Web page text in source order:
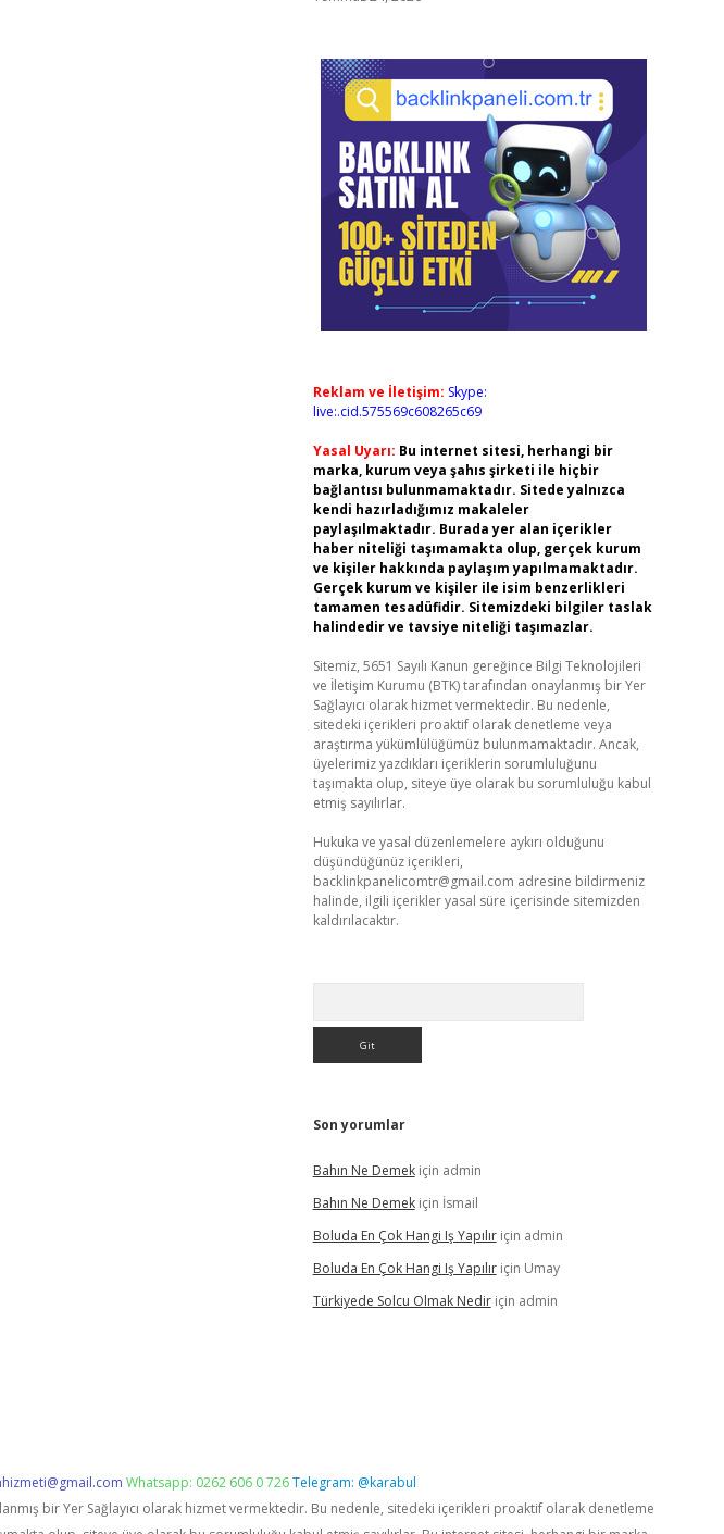
Reklam ve İletişim: Skype:
live:.cid.575569c608265c69
Yasal Uyarı: Bu internet sitesi, herhangi bir
marka, kurum veya şahıs şirketi ile hiçbir
bağlantısı bulunmamaktadır. Sitede yalnızca
kendi hazırladığımız makaleler
paylaşılmaktadır. Burada yer alan içerikler
haber niteliği taşımamakta olup, gerçek kurum
ve kişiler hakkında paylaşım yapılmamaktadır.
Gerçek kurum ve kişiler ile isim benzerlikleri
tamamen tesadüfidir. Sitemizdeki bilgiler taslak
halindedir ve tavsiye niteliği taşımazlar.
Sitemiz, 5651 Sayılı Kanun gereğince Bilgi Teknolojileri
ve İletişim Kurumu (BTK) tarafından onaylanmış bir Yer
Sağlayıcı olarak hizmet vermektedir. Bu nedenle,
sitedeki içerikleri proaktif olarak denetleme veya
araştırma yükümlülüğümüz bulunmamaktadır. Ancak,
üyelerimiz yazdıkları içeriklerin sorumluluğunu
taşımakta olup, siteye üye olarak bu sorumluluğu kabul
etmiş sayılırlar.
Hukuka ve yasal düzenlemelere aykırı olduğunu
düşündüğünüz içerikleri,
backlinkpanelicomtr@gmail.com adresine bildirmeniz
halinde, ilgili içerikler yasal süre içerisinde sitemizden
kaldırılacaktır.
Son yorumlar
Bahın Ne Demekiçin admin
Bahın Ne Demekiçin İsmail
Boluda En Çok Hangi Iş Yapılıriçin admin
Boluda En Çok Hangi Iş Yapılıriçin Umay
Türkiyede Solcu Olmak Nediriçin admin
Whatsapp: 0262 606 0 726Telegram: @karabul
bir Yer Sağlayıcı olarak hizmet vermektedir. Bu nedenle, sitedeki içerikleri proaktif olarak denetleme